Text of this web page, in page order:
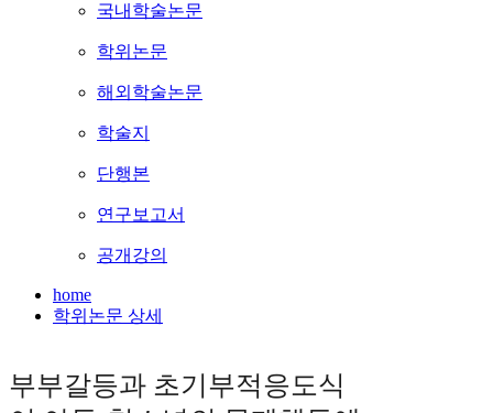
국내학술논문
학위논문
해외학술논문
학술지
단행본
연구보고서
공개강의
home
학위논문 상세
부부갈등과 초기부적응도식